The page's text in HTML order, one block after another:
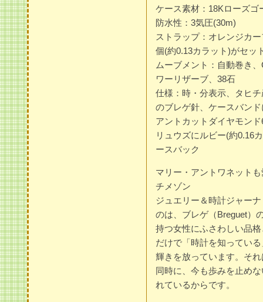
ケース素材：18Kローズゴ
防水性：3気圧(30m)
ストラップ：オレンジカ
個(約0.13カラット)がセッ
ムーブメント：自動巻き
ワーリザーブ、38石
仕様：時・分表示、タヒ
のブレゲ針、ケースバン
アントカットダイヤモン
リュウズにルビー(約0.16
ースバック
マリー・アントワネット
チメゾン
ジュエリー＆時計ジャー
のは、ブレゲ（Breguet）
持つ女性にふさわしい品
だけで「時計を知ってい
輝きを放っています。そ
同時に、今も歩みを止め
れているからです。